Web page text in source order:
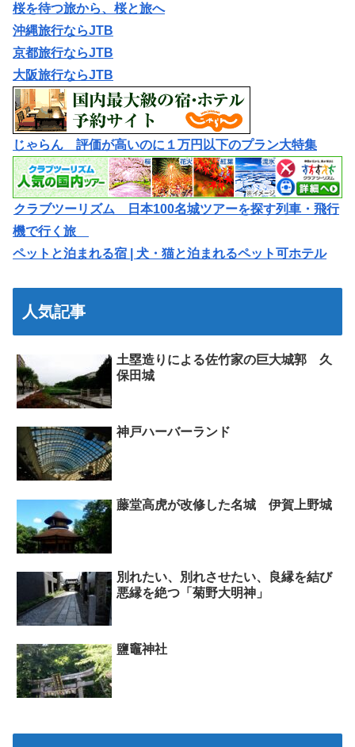
桜を待つ旅から、桜と旅へ
沖縄旅行ならJTB
京都旅行ならJTB
大阪旅行ならJTB
じゃらん 評価が高いのに１万円以下のプラン大特集
クラブツーリズム 日本100名城ツアーを探す列車・飛行
機で行く旅
ペットと泊まれる宿 | 犬・猫と泊まれるペット可ホテル
人気記事
土塁造りによる佐竹家の巨大城郭 久
保田城
神戸ハーバーランド
藤堂高虎が改修した名城 伊賀上野城
別れたい、別れさせたい、良縁を結び
悪縁を絶つ「菊野大明神」
鹽竈神社